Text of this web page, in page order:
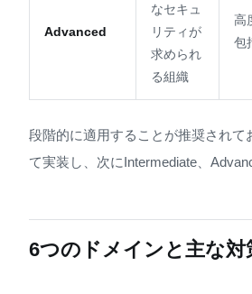
Advanced
なセキュ
リティが
求められ
る組織
高
包
段階的に適用することが推奨されて
て実装し、次にIntermediate、
6つのドメインと主な対